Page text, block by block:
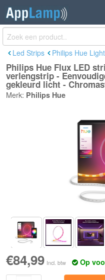
Philips Hue Flux
meter verlengstrip
installatie - Wit
Chromasync™
€84,99
Led Strips Philips Hue
Philips Hue Flux LED
verlengstrip -
gekleurd licht -
Merk: Philips Hue
€84,99 Incl. btw Op